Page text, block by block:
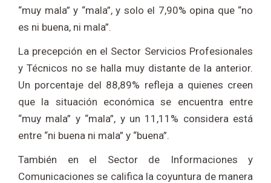
“muy mala” y “mala”, y solo el 7,90% opina que “no
es ni buena, ni mala”.
La precepción en el Sector Servicios Profesionales
y Técnicos no se halla muy distante de la anterior.
Un porcentaje del 88,89% refleja a quienes creen
que la situación económica se encuentra entre
“muy mala” y “mala”, y un 11,11% considera está
entre “ni buena ni mala” y “buena”.
También en el Sector de Informaciones y
Comunicaciones se califica la coyuntura de manera